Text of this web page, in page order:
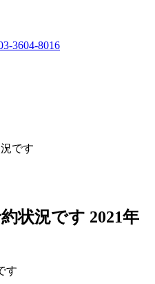
です
状況です 2021年